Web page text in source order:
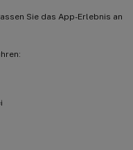
Sie das App-Erlebnis an